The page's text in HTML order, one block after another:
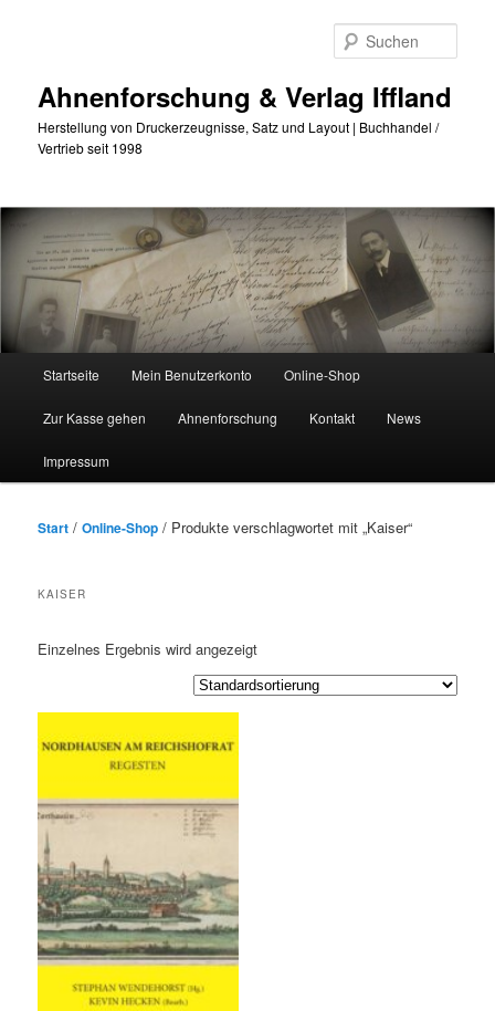
Ahnenforschung & Verlag Iffland
Herstellung von Druckerzeugnisse, Satz und Layout | Buchhandel /
Vertrieb seit 1998
Startseite Mein Benutzerkonto Online-Shop
Zur Kasse gehen Ahnenforschung Kontakt News
Impressum
Start /Online-Shop / Produkte verschlagwortet mit „Kaiser“
KAISER
Einzelnes Ergebnis wird angezeigt